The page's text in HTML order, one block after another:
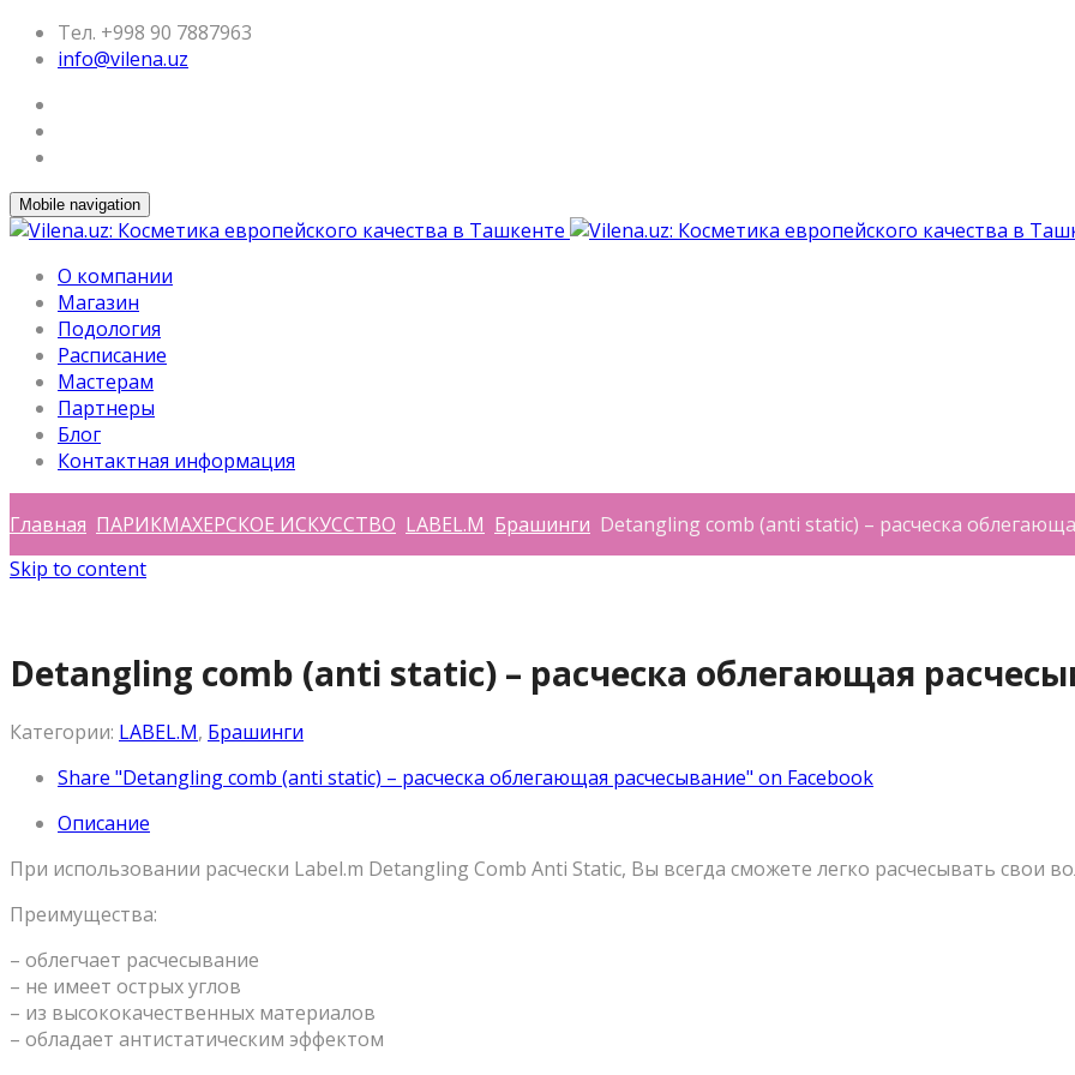
Тел. +998 90 7887963
info@vilena.uz
Mobile navigation
О компании
Магазин
Подология
Расписание
Мастерам
Партнеры
Блог
Контактная информация
Главная ПАРИКМАХЕРСКОЕ ИСКУССТВО LABEL.M Брашинги Detangling comb (anti static) – расческа
Skip to content
Detangling comb (anti static) – расческа облегающая
Категории: LABEL.M, Брашинги
Share "Detangling comb (anti static) – расческа облегающая расчесывание" on Facebook
Описание
При использовании расчески Label.m Detangling Comb Anti Static, Вы всегда сможете легко расчесывать свои
Преимущества:
– облегчает расчесывание
– не имеет острых углов
– из высококачественных материалов
– обладает антистатическим эффектом